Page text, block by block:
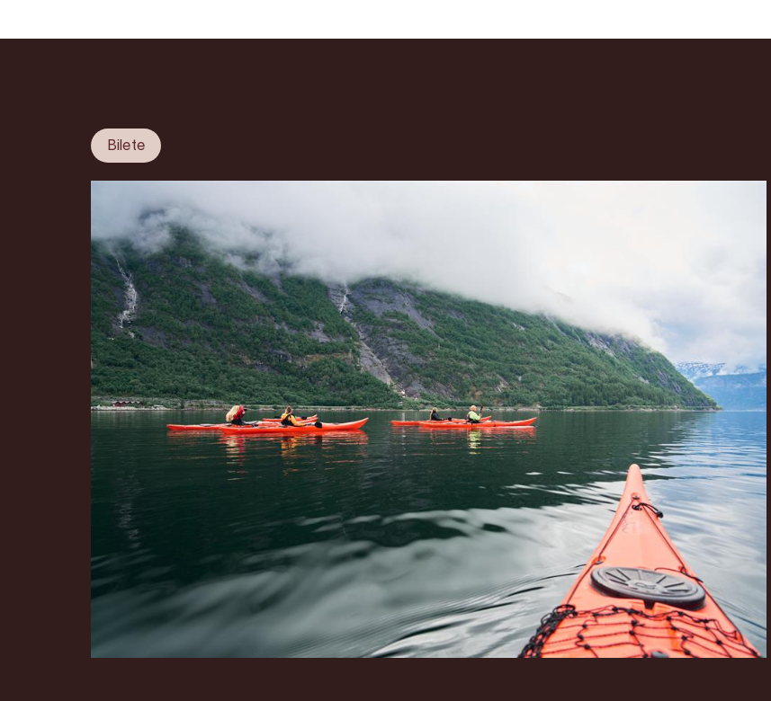
Bilete